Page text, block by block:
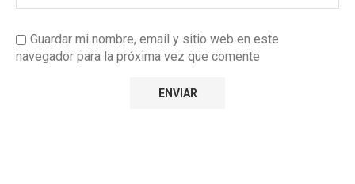
Guardar mi nombre, email y sitio web en este
navegador para la próxima vez que comente